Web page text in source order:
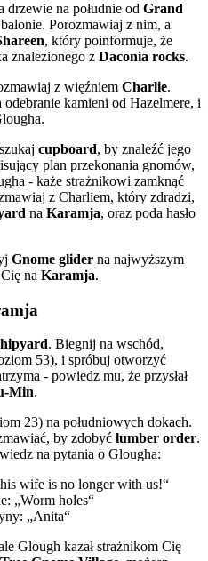
drzewie na południe od Grand
Porozmawiaj z nim, a
, który poinformuje, że
znalezionego z Daconia rocks.
z więźniem Charlie.
odebranie kamieni od Hazelmere, i
cupboard, by znaleźć jego
plan przekonania gnomów,
- każe strażnikowi zamknąć
z Charliem, który zdradzi,
na Karamja, oraz poda hasło
Gnome glider na najwyższym
na Karamja.
. Biegnij na wschód,
53), i spróbuj otworzyć
- powiedz mu, że przysłał
Min.
23) na południowych dokach.
by zdobyć lumber order.
na pytania o Glougha:
wife is no longer with us!“
„Worm holes“
„Anita“
Glough kazał strażnikom Cię